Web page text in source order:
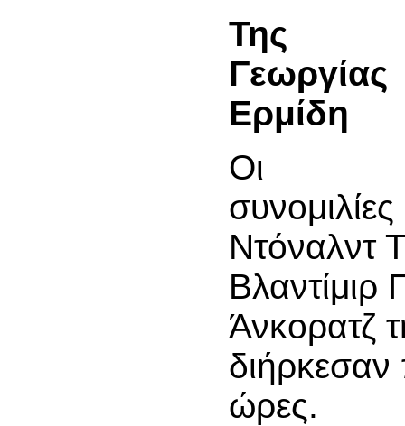
Της
Γεωργίας
Ερμίδη
Οι
Ντόναλντ
Βλαντίμιρ
Άνκορατζ
διήρκεσαν
ώρες.